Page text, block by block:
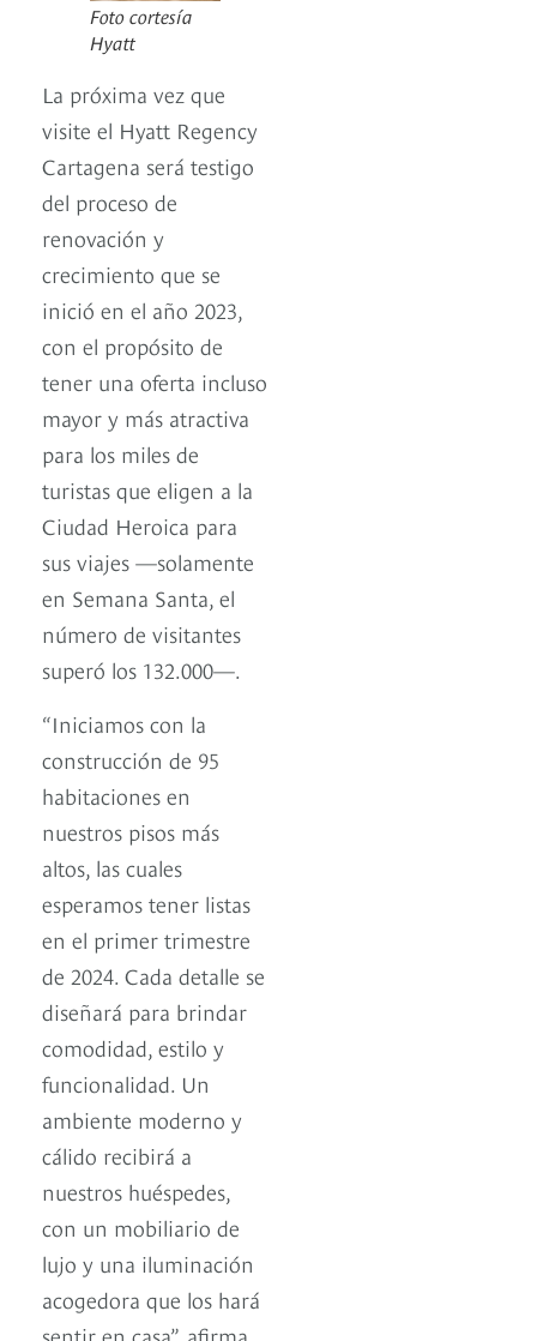
Foto cortesía
Hyatt
La próxima vez que
visite el Hyatt Regency
Cartagena será testigo
del proceso de
renovación y
crecimiento que se
inició en el año 2023,
con el propósito de
tener una oferta incluso
mayor y más atractiva
para los miles de
turistas que eligen a la
Ciudad Heroica para
sus viajes —solamente
en Semana Santa, el
número de visitantes
superó los 132.000—.
“Iniciamos con la
construcción de 95
habitaciones en
nuestros pisos más
altos, las cuales
esperamos tener listas
en el primer trimestre
de 2024. Cada detalle se
diseñará para brindar
comodidad, estilo y
funcionalidad. Un
ambiente moderno y
cálido recibirá a
nuestros huéspedes,
con un mobiliario de
lujo y una iluminación
acogedora que los hará
sentir en casa”, afirma